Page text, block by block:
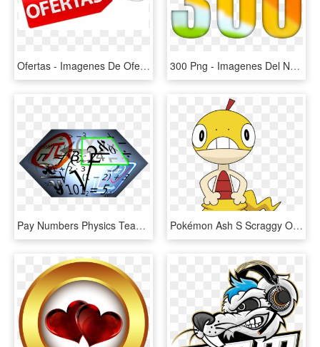
Ofertas - Imagenes De Ofertas De Productos, HD Png Download 300 Png - Imagenes Del Numero 300, Transparent Png
Pay Numbers Physics Teaching Education - Imagen Del Area De Matematica, HD Png Download Pokémon Ash S Scraggy Or Iris S Axew - Imagenes Del Pokemon Scraggy, HD Png Download